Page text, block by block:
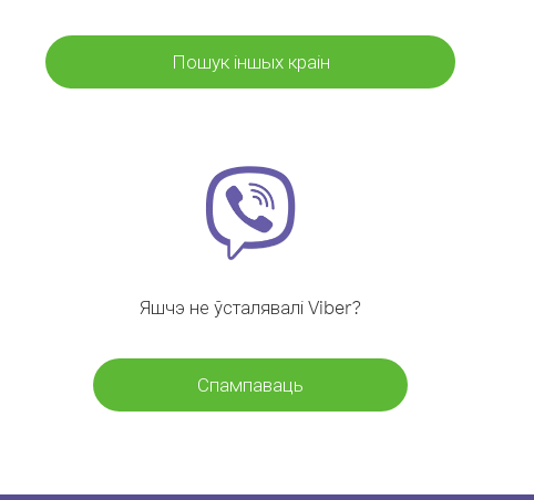
Пошук іншых краін
Яшчэ не ўсталявалі Viber?
Спампаваць